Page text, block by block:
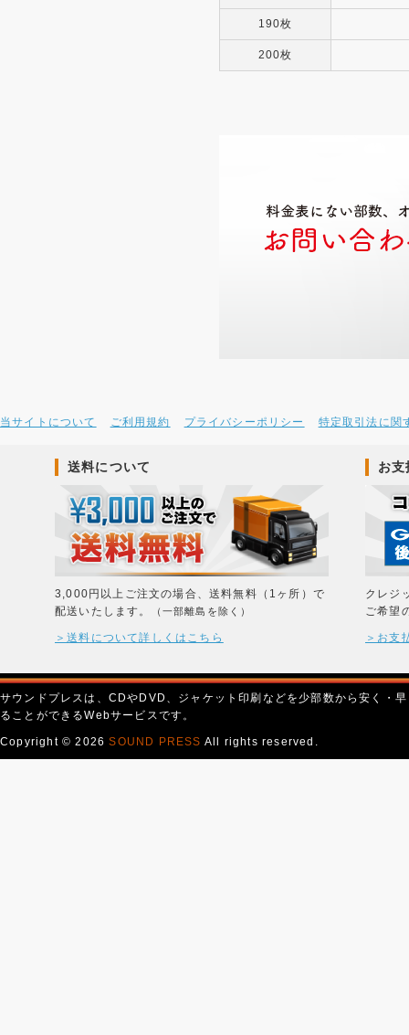
190枚
200枚
当サイトについて ご利用規約 プライバシーポリシー 特定取引法に関
送料について
3,000円以上ご注文の場合、送料無料（1ヶ所）で
配送いたします。
（一部離島を除く）
＞送料について詳しくはこちら
お
クレジ
ご希望
＞お支
サウンドプレスは、CDやDVD、ジャケット印刷などを少部数から安く・
ることができるWebサービスです。
Copyright © 2026SOUND PRESS All rights reserved.